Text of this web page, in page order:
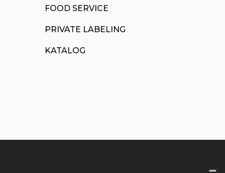
FOOD SERVICE
PRIVATE LABELING
KATALOG